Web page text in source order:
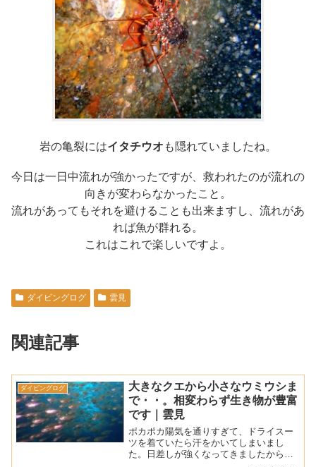
岩の亀裂にはイタチウオ も隠れていましたね。
今日は一日中流れが強かったですが、救われたのが流れの
向きが変わらなかったこと。
流れがあってもそれを避けることも出来ますし、流れがあ
れば魚が群れる。
これはこれで楽しいですよ。
ダイビングログ 雲見
関連記事
ダイビングログ
大きなクエから小さなウミウシま
で・・。相変わらず生き物が豊富
です｜雲見
ポカポカ陽気を通りすぎて、ドライスー
ツを着ていたら汗をかいてしまいまし
た。日差しが強くなってきましたから晴